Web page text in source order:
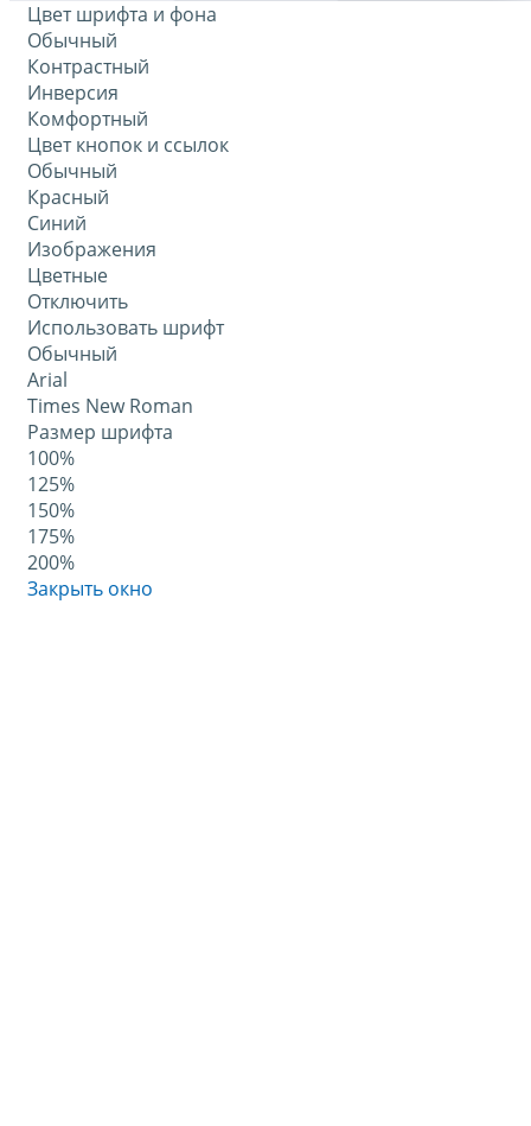
Цвет шрифта и фона
Обычный
Контрастный
Инверсия
Комфортный
Цвет кнопок и ссылок
Обычный
Красный
Синий
Изображения
Цветные
Отключить
Использовать шрифт
Обычный
Arial
Times New Roman
Размер шрифта
100%
125%
150%
175%
200%
Закрыть окно